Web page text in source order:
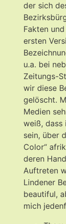
der sich
Fakten
ersten
u.a. bei
Zeitungs-
wir diese
gelöscht.
Medien
weiß, dass
sein, über
Color“
deren
Auftreten
Lindener
beautiful,
mich